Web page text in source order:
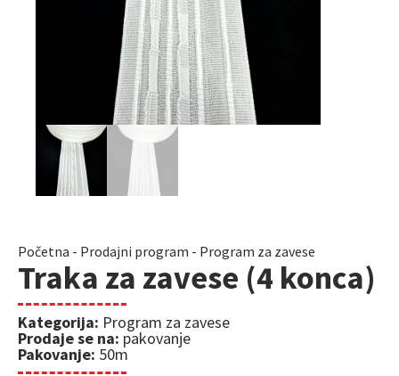
Početna - Prodajni program - Program za zavese
Traka za zavese (4 konca)
Kategorija: Program za zavese
Prodaje se na: pakovanje
Pakovanje: 50m